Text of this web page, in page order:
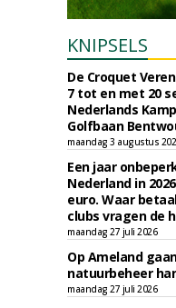
KNIPSELS
De Croquet
7 tot en met 20
Nederlands
Golfbaan
maandag 3 augustus
Een jaar
Nederland in
euro. Waar
clubs vragen de
maandag 27 juli 2026
Op Ameland
natuurbeheer
maandag 27 juli 2026